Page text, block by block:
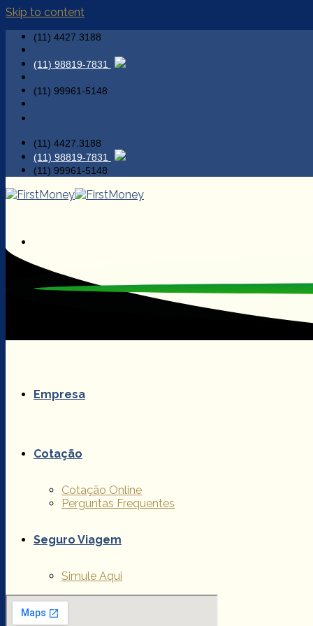
Skip to content
(11) 4427.3188
(11) 98819-7831
(11) 99961-5148
(11) 4427.3188
(11) 98819-7831
(11) 99961-5148
Empresa
Cotação
Cotação Online
Perguntas Frequentes
Seguro Viagem
Simule Aqui
Remessas